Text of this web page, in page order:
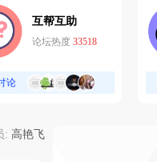
互帮互助
论坛热度 33518
论
: 高艳飞